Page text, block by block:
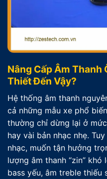
Nâng Cấp Âm Thanh
Thiết Đến Vậy?
Hệ thống âm thanh
cả những mẫu xe phổ
thường chỉ dừng lại ở
hay vài bản nhạc nhẹ.
nhạc, muốn tận hưởng
lượng âm thanh “zin”
bass yếu, âm treble thiếu